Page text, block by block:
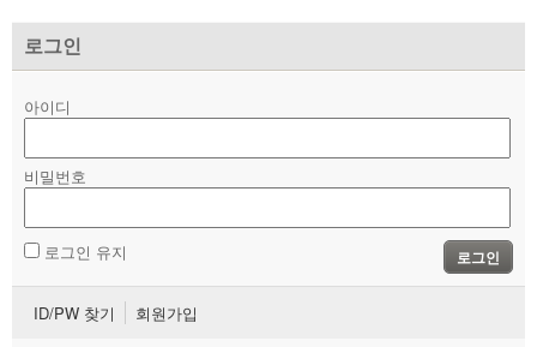
로그인
아이디
비밀번호
로그인 유지 로그인
ID/PW 찾기 회원가입
- 게시판 상담
- 바로보기
- 찾아보기
- 전국 노동상담소 안내
자료